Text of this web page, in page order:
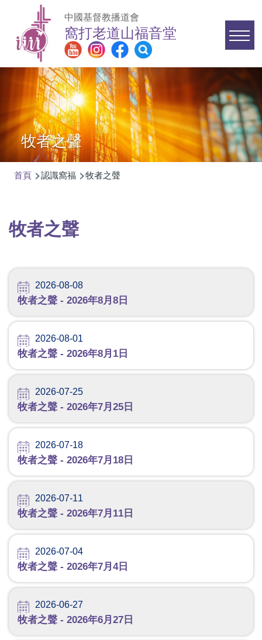
移至主內容
中國基督教播道會
窩打老道山福音堂
Main
navigation
牧者之聲
連
首頁 認識窩福 牧者之聲
牧者之聲
2026-08-08
牧者之聲 - 2026年8月8日
2026-08-01
牧者之聲 - 2026年8月1日
2026-07-25
牧者之聲 - 2026年7月25日
2026-07-18
牧者之聲 - 2026年7月18日
2026-07-11
牧者之聲 - 2026年7月11日
2026-07-04
牧者之聲 - 2026年7月4日
2026-06-27
牧者之聲 - 2026年6月27日